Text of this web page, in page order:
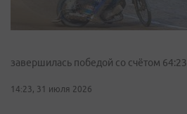
завершилась победой со счётом 64:23
14:23, 31 июля 2026